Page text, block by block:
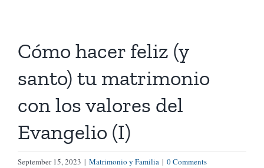
Buscar
Cómo Donar
Cómo hacer feliz (y
santo) tu matrimonio
con los valores del
Evangelio (I)
September 15, 2023 | Matrimonio y Familia | 0 Comments